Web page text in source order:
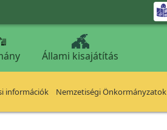
Állami kisajátítás
információk Nemzetiségi Önkormányzatok